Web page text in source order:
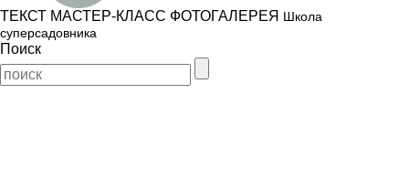
ТЕКСТ МАСТЕР-КЛАСС ФОТОГАЛЕРЕЯ Школа
суперсадовника
Поиск